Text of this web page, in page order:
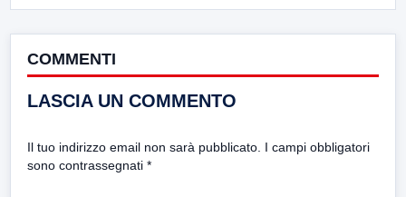
COMMENTI
LASCIA UN COMMENTO
Il tuo indirizzo email non sarà pubblicato. I campi obbligatori
sono contrassegnati *